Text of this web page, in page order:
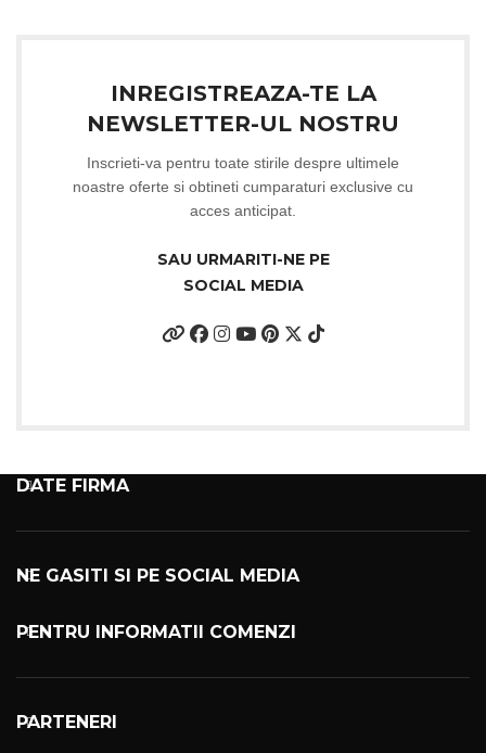
INREGISTREAZA-TE LA
NEWSLETTER-UL NOSTRU
Inscrieti-va pentru toate stirile despre ultimele
noastre oferte si obtineti cumparaturi exclusive cu
acces anticipat.
SAU URMARITI-NE PE
SOCIAL MEDIA
DATE FIRMA
NE GASITI SI PE SOCIAL MEDIA
PENTRU INFORMATII COMENZI
PARTENERI